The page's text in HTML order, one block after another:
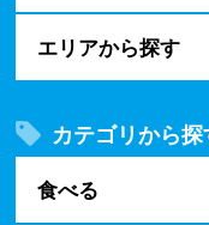
エリアから探す
カテゴリから探
食べる